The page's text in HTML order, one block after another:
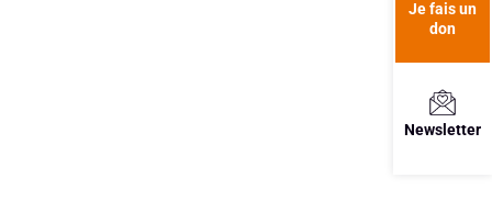
Je fais un
don
Newsletter